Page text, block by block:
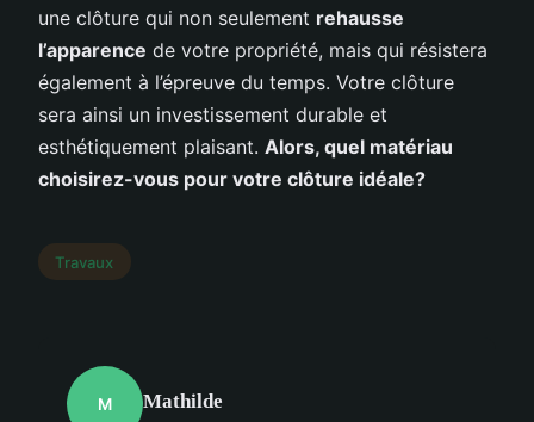
une clôture qui non seulement rehausse
l’apparence de votre propriété, mais qui résistera
également à l’épreuve du temps. Votre clôture
sera ainsi un investissement durable et
esthétiquement plaisant. Alors, quel matériau
choisirez-vous pour votre clôture idéale?
Travaux
M Mathilde